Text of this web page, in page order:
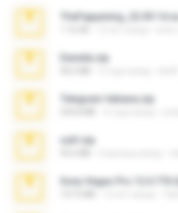
TheFappening_22.09.14.rar
Daniela.zip
Telegram fabiana.zip
ouh!.zip